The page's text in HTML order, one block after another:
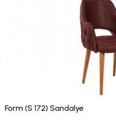
Form (S 172) Sandalye